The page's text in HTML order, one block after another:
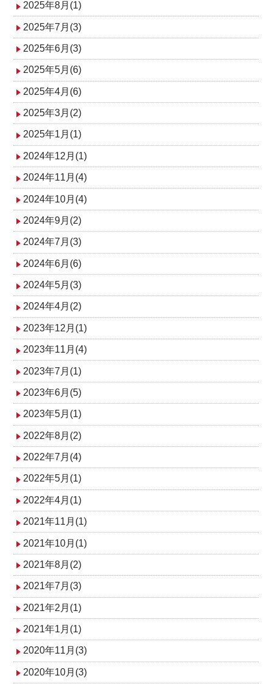
2025年8月(1)
2025年7月(3)
2025年6月(3)
2025年5月(6)
2025年4月(6)
2025年3月(2)
2025年1月(1)
2024年12月(1)
2024年11月(4)
2024年10月(4)
2024年9月(2)
2024年7月(3)
2024年6月(6)
2024年5月(3)
2024年4月(2)
2023年12月(1)
2023年11月(4)
2023年7月(1)
2023年6月(5)
2023年5月(1)
2022年8月(2)
2022年7月(4)
2022年5月(1)
2022年4月(1)
2021年11月(1)
2021年10月(1)
2021年8月(2)
2021年7月(3)
2021年2月(1)
2021年1月(1)
2020年11月(3)
2020年10月(3)